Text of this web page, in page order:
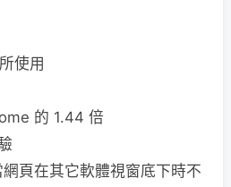
使用
的 1.44 倍
頁在其它軟體視窗底下時不